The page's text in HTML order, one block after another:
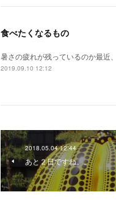
食べたくなるもの
暑さの疲れが残っているのか最近
2019.09.10 12:12
2018.05.04 12:44
あと２日ですね。。